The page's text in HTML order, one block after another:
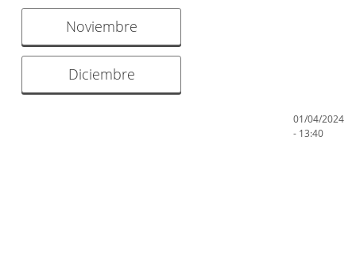
Noviembre
Diciembre
01/04/2024
- 13:40